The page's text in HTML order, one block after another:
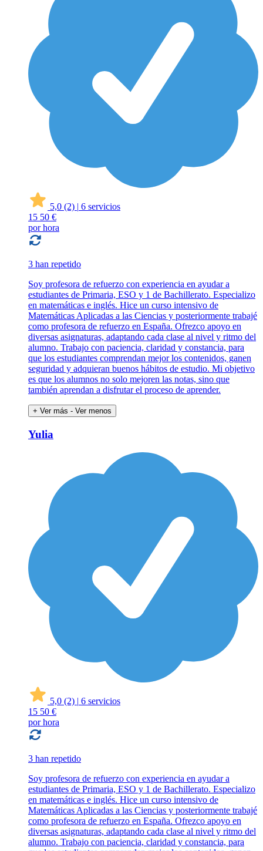
5,0 (2) | 6 servicios
15 50 €
por hora
3 han repetido
Soy profesora de refuerzo con experiencia en ayudar a
estudiantes de Primaria, ESO y 1 de Bachillerato. Especializo
en matemáticas e inglés. Hice un curso intensivo de
Matemáticas Aplicadas a las Ciencias y posteriormente trabajé
como profesora de refuerzo en España. Ofrezco apoyo en
diversas asignaturas, adaptando cada clase al nivel y ritmo del
alumno. Trabajo con paciencia, claridad y constancia, para
que los estudiantes comprendan mejor los contenidos, ganen
seguridad y adquieran buenos hábitos de estudio. Mi objetivo
es que los alumnos no solo mejoren las notas, sino que
también aprendan a disfrutar el proceso de aprender.
+ Ver más - Ver menos
Yulia
5,0 (2) | 6 servicios
15 50 €
por hora
3 han repetido
Soy profesora de refuerzo con experiencia en ayudar a
estudiantes de Primaria, ESO y 1 de Bachillerato. Especializo
en matemáticas e inglés. Hice un curso intensivo de
Matemáticas Aplicadas a las Ciencias y posteriormente trabajé
como profesora de refuerzo en España. Ofrezco apoyo en
diversas asignaturas, adaptando cada clase al nivel y ritmo del
alumno. Trabajo con paciencia, claridad y constancia, para